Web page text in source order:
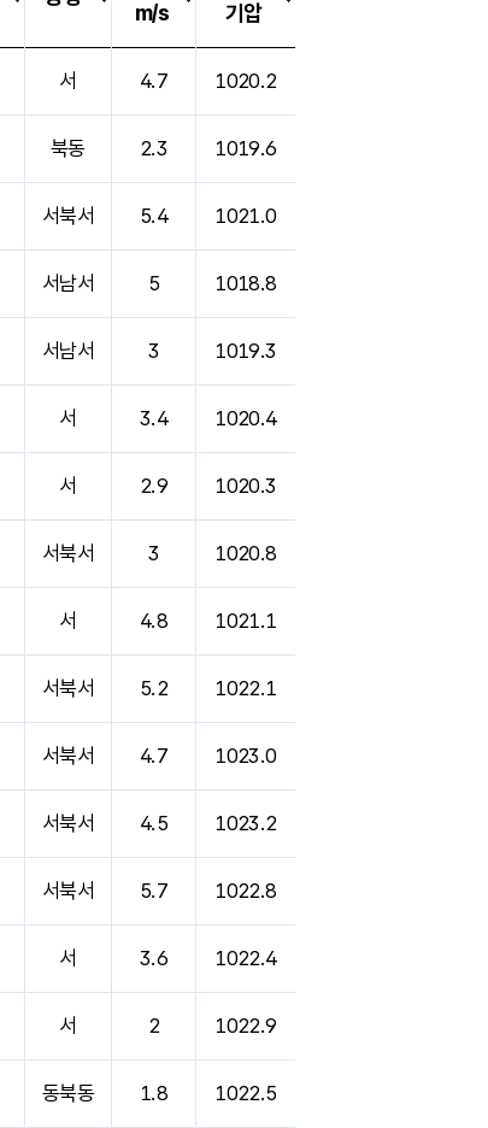
m/s
기압
서 4.7 1020.2
북동 2.3 1019.6
서북서 5.4 1021.0
서남서 5 1018.8
서남서 3 1019.3
서 3.4 1020.4
서 2.9 1020.3
서북서 3 1020.8
서 4.8 1021.1
서북서 5.2 1022.1
서북서 4.7 1023.0
서북서 4.5 1023.2
서북서 5.7 1022.8
서 3.6 1022.4
서 2 1022.9
동북동 1.8 1022.5